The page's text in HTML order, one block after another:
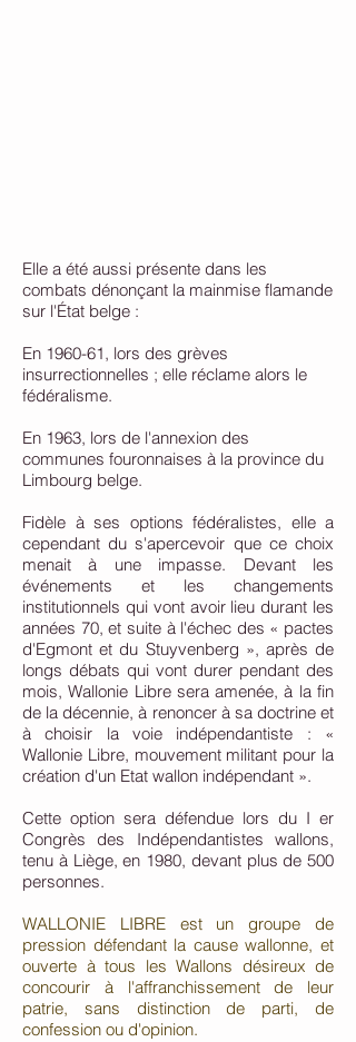
Elle a été aussi présente dans les
combats dénonçant la mainmise flamande
sur l'État belge :
En 1960-61, lors des grèves
insurrectionnelles ; elle réclame alors le
fédéralisme.
En 1963, lors de l'annexion des
communes fouronnaises à la province du
Limbourg belge.
Fidèle à ses options fédéralistes, elle a
cependant du s'apercevoir que ce choix
menait à une impasse. Devant les
événements et les changements
institutionnels qui vont avoir lieu durant les
années 70, et suite à l'échec des « pactes
d'Egmont et du Stuyvenberg », après de
longs débats qui vont durer pendant des
mois, Wallonie Libre sera amenée, à la fin
de la décennie, à renoncer à sa doctrine et
à choisir la voie indépendantiste : «
Wallonie Libre, mouvement militant pour la
création d'un Etat wallon indépendant ».
Cette option sera défendue lors du I er
Congrès des Indépendantistes wallons,
tenu à Liège, en 1980, devant plus de 500
personnes.
WALLONIE LIBRE est un groupe de
pression défendant la cause wallonne, et
ouverte à tous les Wallons désireux de
concourir à l'affranchissement de leur
patrie, sans distinction de parti, de
confession ou d'opinion.